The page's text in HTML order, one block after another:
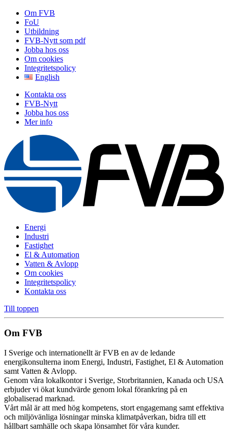
Om FVB
FoU
Utbildning
FVB-Nytt som pdf
Jobba hos oss
Om cookies
Integritetspolicy
English
Kontakta oss
FVB-Nytt
Jobba hos oss
Mer info
Energi
Industri
Fastighet
El & Automation
Vatten & Avlopp
Om cookies
Integritetspolicy
Kontakta oss
Till toppen
Om FVB
I Sverige och internationellt är FVB en av de ledande
energikonsulterna inom Energi, Industri, Fastighet, El & Automation
samt Vatten & Avlopp.
Genom våra lokalkontor i Sverige, Storbritannien, Kanada och USA
erbjuder vi ökat kundvärde genom lokal förankring på en
globaliserad marknad.
Vårt mål är att med hög kompetens, stort engagemang samt effektiva
och miljövänliga lösningar minska klimatpåverkan, bidra till ett
hållbart samhälle och skapa lönsamhet för våra kunder.